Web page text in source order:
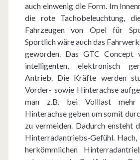
auch einwenig die Form. Im
die rote Tachobeleuchtung,
Fahrzeugen von Opel für
Sportlich wäre auch das
geworden. Das GTC Concept
intelligenten, elektronisch
Antrieb. Die Kräfte werden
Vorder- sowie Hinterachse
man z.B. bei Volllast
Hinterachse geben um somit
zu vermeiden. Dadurch ensteht
Hinterradantriebs-Gefühl.
herkömmlichen